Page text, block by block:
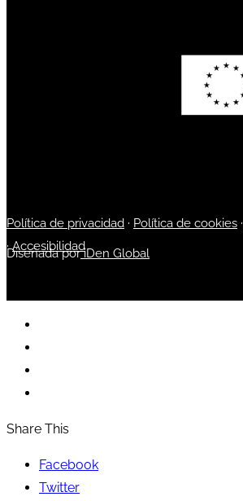
Política de privacidad · Política de cookies ·
·Accesibilidad
Diseñada poriDen Global
Share This
Facebook
Twitter